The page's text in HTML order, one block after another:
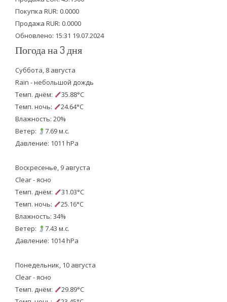
r
o
k
e
Покупка RUR: 0.0000
Продажа RUR: 0.0000
Обновлено: 15:31 19.07.2024
Погода на 3 дня
Суббота, 8 августа
Rain - небольшой дождь
Темп. днём:
35.88°C
Темп. ночь:
24.64°C
Влажность: 20%
Ветер:
7.69 м.с.
Давление: 1011 hPa
Воскресенье, 9 августа
Clear - ясно
Темп. днём:
31.03°C
Темп. ночь:
25.16°C
Влажность: 34%
Ветер:
7.43 м.с.
Давление: 1014 hPa
Понедельник, 10 августа
Clear - ясно
Темп. днём:
29.89°C